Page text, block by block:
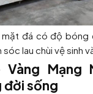
đá có độ bóng
lau chùi vệ sinh
Vàng Mạng
đời sống